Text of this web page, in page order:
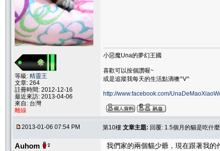
等級: 精靈王
文章: 264
註冊時間: 2012-12-16
最近來訪: 2013-04-06
來自: 台灣
離線
小惡魔Una的夢幻王國
喜歡可以按個讚喔~
或是追蹤我每天的生活點滴噢^V^
http://www.facebook.com/
2013-01-06 07:54 PM 第10樓 文章主題: 回覆: 1.5個月的貓是吃什
Auhom
我們家的兩個貓少爺，現在跟著我